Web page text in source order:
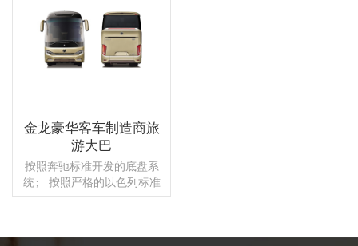
金龙豪华客车制造商旅
游大巴
按照奔驰标准开发的底盘系
统； 按照严格的以色列标准
和 r 设计的驾驶员视野可旋转